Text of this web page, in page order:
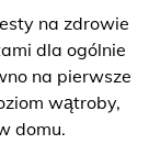
na zdrowie
dla ogólnie
na pierwsze
wątroby,
domu.